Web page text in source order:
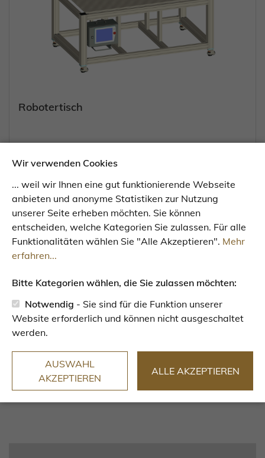
Robotertisch
Roboterzelle
Wir verwenden Cookies
... weil wir Ihnen eine gut funktionierende Webseite
anbieten und anonyme Statistiken zur Nutzung
unserer Seite erheben möchten. Sie können
entscheiden, welche Kategorien Sie zulassen. Für alle
Funktionalitäten wählen Sie "Alle Akzeptieren". Mehr
erfahren...
Bitte Kategorien wählen, die Sie zulassen möchten:
Notwendig - Sie sind für die Funktion unserer
Website erforderlich und können nicht ausgeschaltet
werden.
AUSWAHL
AKZEPTIEREN
ALLE AKZEPTIEREN